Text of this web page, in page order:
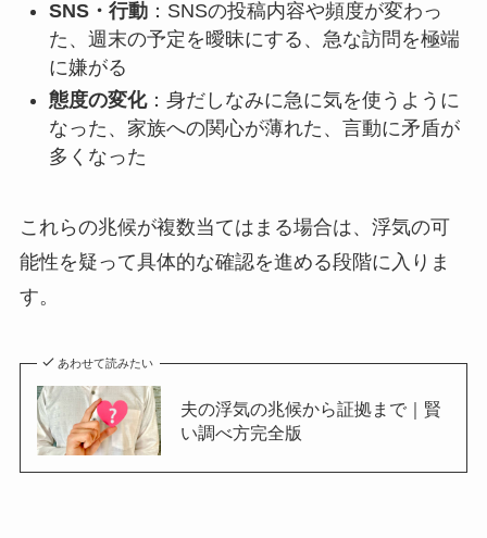
SNS・行動：SNSの投稿内容や頻度が変わっ
た、週末の予定を曖昧にする、急な訪問を極端
に嫌がる
態度の変化：身だしなみに急に気を使うように
なった、家族への関心が薄れた、言動に矛盾が
多くなった
これらの兆候が複数当てはまる場合は、浮気の可
能性を疑って具体的な確認を進める段階に入りま
す。
あわせて読みたい
夫の浮気の兆候から証拠まで｜賢
い調べ方完全版